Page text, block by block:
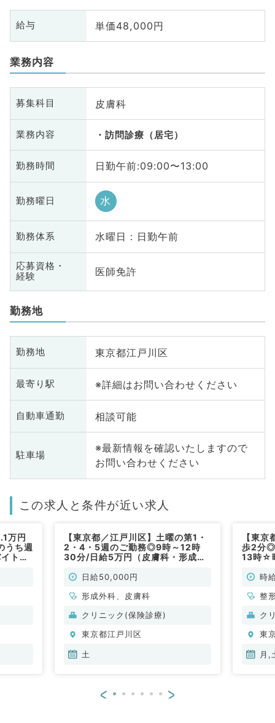
給与 単価48,000円
業務内容
募集科目 皮膚科
業務内容 訪問診療（居宅）
勤務時間 日勤午前:09:00〜13:00
勤務曜日 水
勤務体系 水曜日 : 日勤午前
応募資格・
経験
医師免許
勤務地
勤務地 東京都江戸川区
最寄り駅 ※詳細はお問い合わせください
自動車通勤 相談可能
駐車場
※最新情報を確認いたしますので
お問い合わせください
この求人と条件が近い求人
万円
うち週
トで
【東京都／江戸川区】土曜の第1・
2・4・5週のご勤務◎9時～12時
30分/日給5万円（皮膚科・形成外
日給50,000円
形成外科、皮膚科
クリニック(保険診療)
東京都江戸川区
土
【東
歩2分◎
13時☆
泌尿器
時
整
般
ク
東
月,
< >